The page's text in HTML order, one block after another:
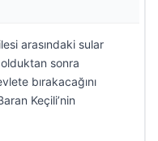
arasındaki sular
sonra
bırakacağını
Keçili’nin